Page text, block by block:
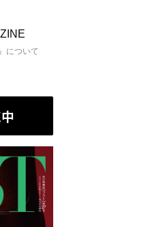
について